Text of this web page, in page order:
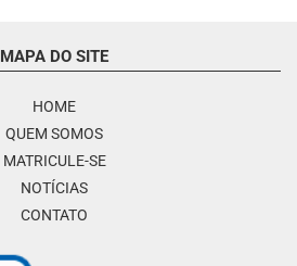
MAPA DO SITE
HOME
QUEM SOMOS
MATRICULE-SE
NOTÍCIAS
CONTATO